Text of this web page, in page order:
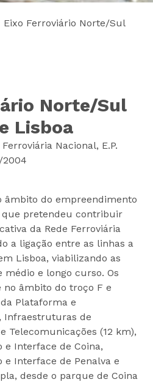
Eixo Ferroviário Norte/Sul
Norte/Sul
Lisboa
Ferroviária Nacional, E.P.
2004
âmbito do empreendimento
pretendeu contribuir
da Rede Ferroviária
a ligação entre as linhas a
Lisboa, viabilizando as
médio e longo curso. Os
âmbito do troço F e
Plataforma e
Infraestruturas de
Telecomunicações (12 km),
e Interface de Coina,
e Interface de Penalva e
desde o parque de Coina